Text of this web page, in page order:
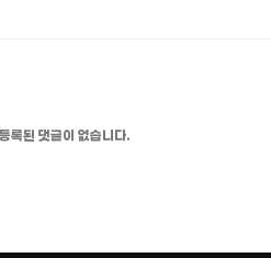
등록된 댓글이 없습니다.